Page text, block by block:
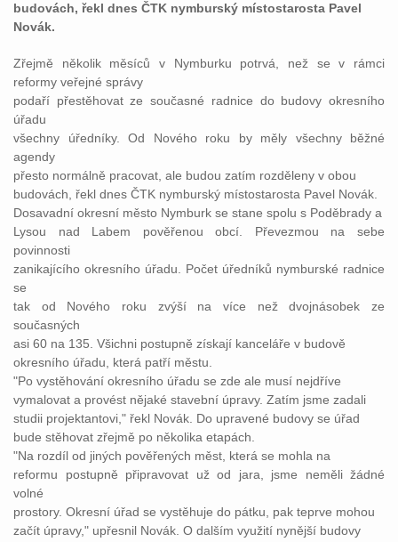
budovách, řekl dnes ČTK nymburský místostarosta Pavel
Novák.
Zřejmě několik měsíců v Nymburku potrvá, než se v rámci
reformy veřejné správy
podaří přestěhovat ze současné radnice do budovy okresního
úřadu
všechny úředníky. Od Nového roku by měly všechny běžné
agendy
přesto normálně pracovat, ale budou zatím rozděleny v obou
budovách, řekl dnes ČTK nymburský místostarosta Pavel Novák.
Dosavadní okresní město Nymburk se stane spolu s Poděbrady a
Lysou nad Labem pověřenou obcí. Převezmou na sebe
povinnosti
zanikajícího okresního úřadu. Počet úředníků nymburské radnice
se
tak od Nového roku zvýší na více než dvojnásobek ze
současných
asi 60 na 135. Všichni postupně získají kanceláře v budově
okresního úřadu, která patří městu.
"Po vystěhování okresního úřadu se zde ale musí nejdříve
vymalovat a provést nějaké stavební úpravy. Zatím jsme zadali
studii projektantovi," řekl Novák. Do upravené budovy se úřad
bude stěhovat zřejmě po několika etapách.
"Na rozdíl od jiných pověřených měst, která se mohla na
reformu postupně připravovat už od jara, jsme neměli žádné
volné
prostory. Okresní úřad se vystěhuje do pátku, pak teprve mohou
začít úpravy," upřesnil Novák. O dalším využití nynější budovy